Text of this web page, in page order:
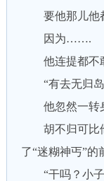
要他那儿他都
因为…….
他连提都不
“有去无归岛”
他忽然一转身
胡不归可比他
了“迷糊神丐”的
“干吗？小子